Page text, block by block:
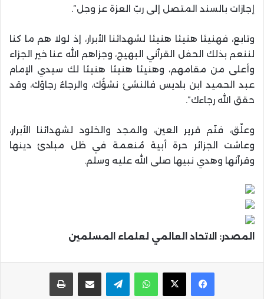
إجازات بالسند المتصل إلى ربّ العزة عز وجل”.
وتابع، فهنيئا هنيئا هنيئا لشهدائنا الأبرار، إذ لولا هم ما كنا
لننعم بذلك الحفل القرٱني البهيج، وجزاهم الله عنا خير الجزاء
وأعلى من مقامهم، وهنيئا هنيئا هنيئا لك سيدي الإمام
عبد الحميد ابن باديس فالنشئ نشؤُك، والرجاءُ رجاؤك، وقد
حقق الله رجاءك”.
وعلّق، فنٓم قرير العين، والمجد والخلود لشهدائنا الأبرار،
وعاشت الجزائر حرة أبية مُنعمة في ظل مبادئ دينها
وقرٱنها وهدي نبيها صلى الله عليه وسلم.
المصدر: الاتحاد العالمي لعلماء المسلمين
واتساب تيلقرام مشاركة عبر البريد